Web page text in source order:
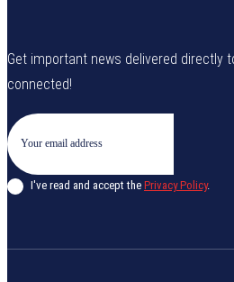
Get important news delivered directly
connected!
I've read and accept the Privacy Policy.